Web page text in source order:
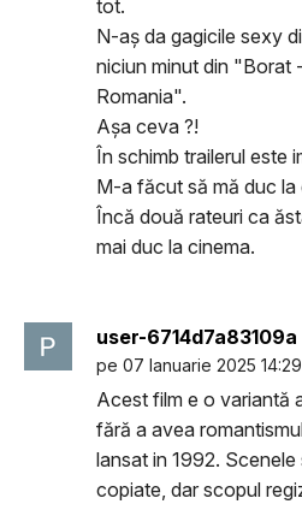
tot.
N-aș da gagicile sexy
niciun minut din "Borat
Romania".
Așa ceva ?!
În schimb trailerul este
M-a făcut să mă duc la
Încă două rateuri ca
mai duc la cinema.
user-6714d7a83109a
pe 07 Ianuarie 2025 14:29
Acest film e o variantă
fără a avea
lansat in 1992.
copiate, dar scopul